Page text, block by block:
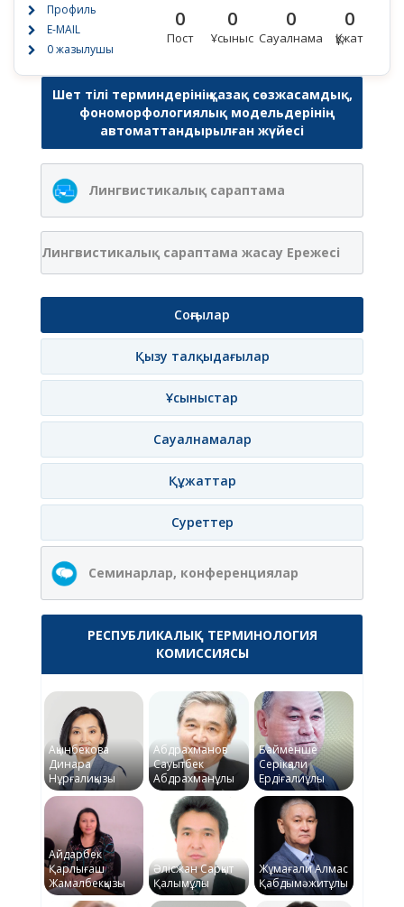
Профиль
E-MAIL
0 жазылушы
0
Пост
0
Ұсыныс
0
Сауалнама
0
Құжат
Шет тілі терминдерінің қазақ сөзжасамдық,
фономорфологиялық модельдерінің
автоматтандырылған жүйесі
Лингвистикалық сараптама
Лингвистикалық сараптама жасау Ережесі
Соңғылар
Қызу талқыдағылар
Ұсыныстар
Сауалнамалар
Құжаттар
Суреттер
Семинарлар, конференциялар
РЕСПУБЛИКАЛЫҚ ТЕРМИНОЛОГИЯ
КОМИССИЯСЫ
Ақынбекова
Динара
Нұрғалиқызы
Абдрахманов
Сауытбек
Абдрахманұлы
Байменше
Серікқали
Ердіғалиұлы
Айдарбек
Қарлығаш
Жамалбекқызы
Әлісжан Сарқыт
Қалымұлы
Жұмағали Алмас
Қабдымәжитұлы